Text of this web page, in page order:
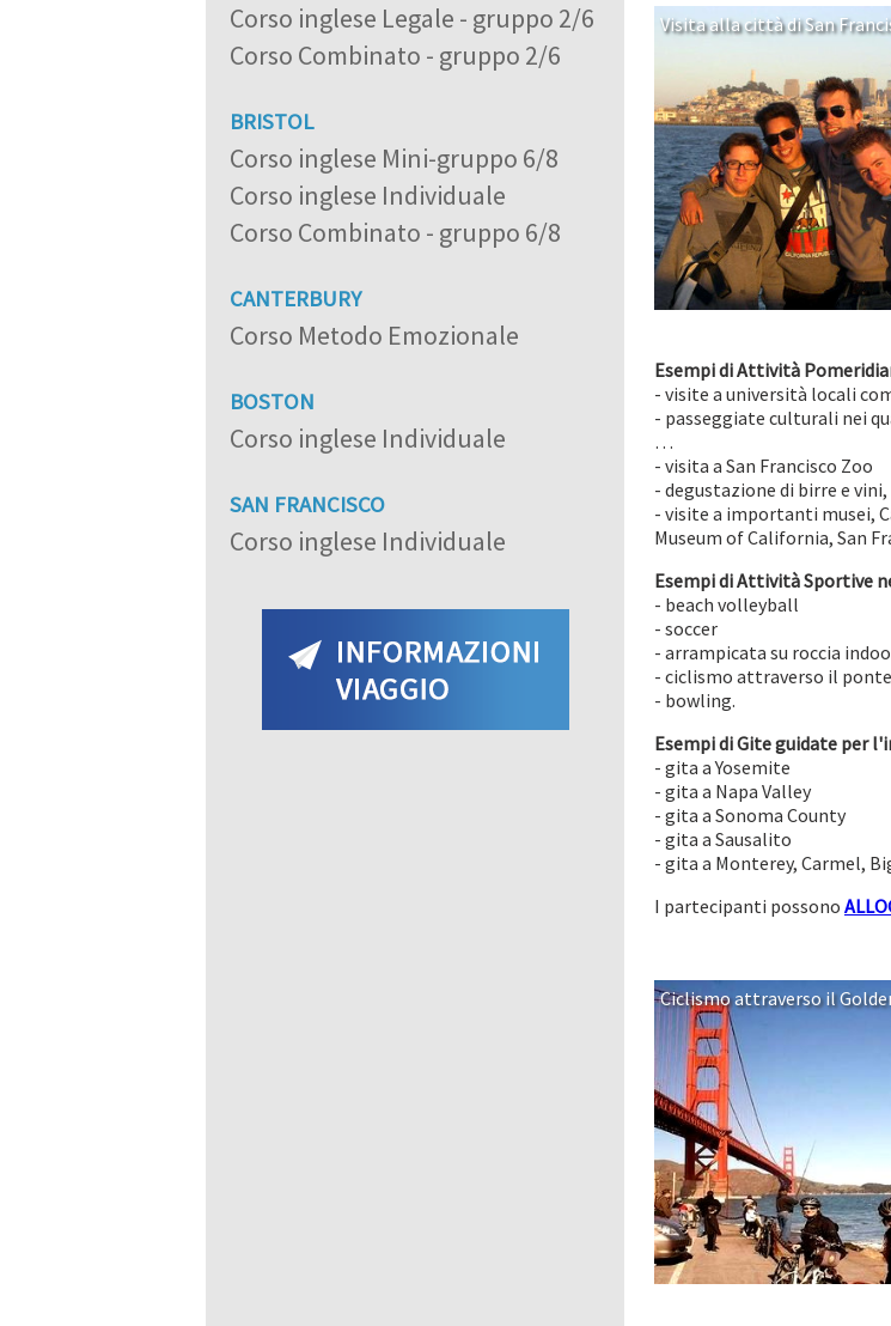
Corso inglese Legale - gruppo 2/6
Corso Combinato - gruppo 2/6
BRISTOL
Corso inglese Mini-gruppo 6/8
Corso inglese Individuale
Corso Combinato - gruppo 6/8
CANTERBURY
Corso Metodo Emozionale
BOSTON
Corso inglese Individuale
SAN FRANCISCO
Corso inglese Individuale
Visita alla città di San
Esempi di Attività
- visite a università locali
- passeggiate culturali nei
…
- visita a San Francisco Zoo
- degustazione di birre e
- visite a importanti musei,
Museum of California, San
Esempi di Attività Sportive
- beach volleyball
- soccer
- arrampicata su roccia
- ciclismo attraverso il
- bowling.
Esempi di Gite guidate per
- gita a Yosemite
- gita a Napa Valley
- gita a Sonoma County
- gita a Sausalito
- gita a Monterey, Carmel,
I partecipanti possono
Ciclismo attraverso il